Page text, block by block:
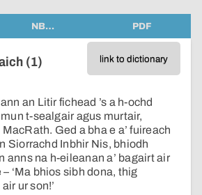
NB… PDF
link to dictionary
(1)
an Litir fichead ’s a h-ochd
t-sealgair agus murtair,
Ged a bha e a’ fuireach
Siorrachd Inbhir Nis, bhiodh
anns na h-eileanan a’ bagairt air
‘Ma bhios sibh dona, thig
ur son!’